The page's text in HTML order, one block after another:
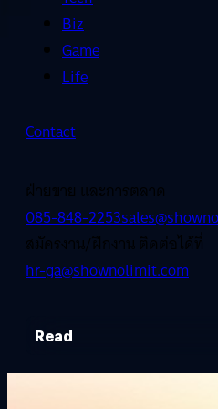
Biz
Game
Life
Contact
ฝ่ายขาย และการตลาด
085-848-2253
สมัครงาน/ฝึกงาน ติดต่อได้ที่
hr-ga@shownolimit.com
Read